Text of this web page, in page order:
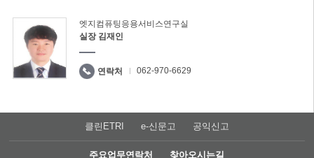
엣지컴퓨팅응용서비스연구실
실장 김재인
연락처 062-970-6629
클린ETRI e-신문고 공익신고
주요업무연락처 찾아오시는길